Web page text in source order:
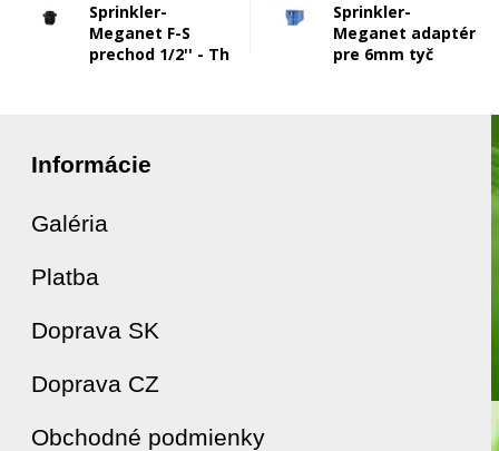
Sprinkler-
Meganet F-S
prechod 1/2'' - Th
Sprinkler-
Meganet adaptér
pre 6mm tyč
Informácie
Galéria
Platba
Doprava SK
Doprava CZ
Obchodné podmienky